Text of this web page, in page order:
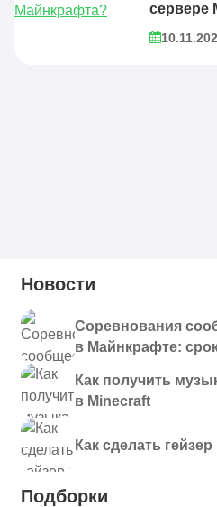
сервере
Новости
Соревнования
в Майнкрафте:
Как получить
в Minecraft
Как сделать
Подборки